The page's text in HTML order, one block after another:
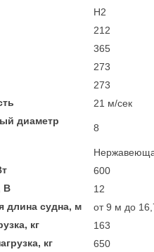
H2
212
365
273
273
21 м/сек
диаметр
8
600
В
12
длина судна, м
от 9 м до
кг
163
кг
650